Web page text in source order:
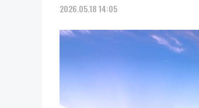
2026.05.18 14:05